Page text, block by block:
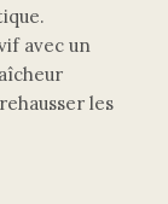
avec un
les